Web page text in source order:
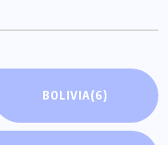
BOLIVIA(6)